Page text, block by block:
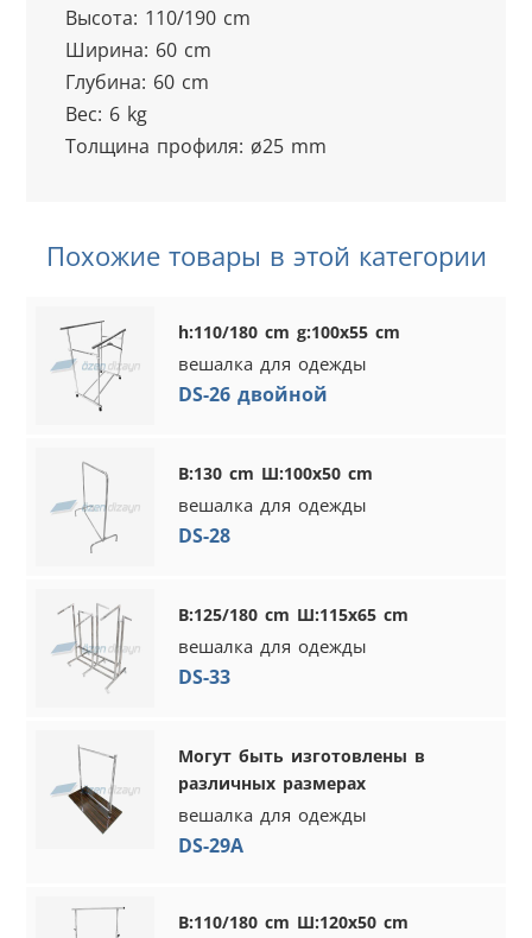
Высота: 110/190 cm
Ширина: 60 cm
Глубина: 60 cm
Вес: 6 kg
Толщина профиля: ø25 mm
Похожие товары в этой категории
h:110/180 cm g:100x55 cm
вешалка для одежды
DS-26 двойной
В:130 cm Ш:100x50 cm
вешалка для одежды
DS-28
В:125/180 cm Ш:115x65 cm
вешалка для одежды
DS-33
Могут быть изготовлены в
различных размерах
вешалка для одежды
DS-29A
В:110/180 cm Ш:120x50 cm